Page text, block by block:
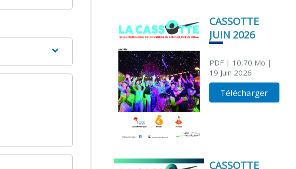
CASSOTTE
JUIN 2026
PDF| 10,70 Mo |
19 Juin 2026
Télécharger
CASSOTTE